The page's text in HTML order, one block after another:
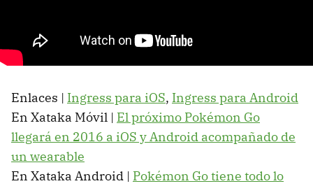
Enlaces | Ingress para iOS, Ingress para Android
En Xataka Móvil | El próximo Pokémon Go
llegará en 2016 a iOS y Android acompañado de
un wearable
En Xataka Android | Pokémon Go tiene todo lo